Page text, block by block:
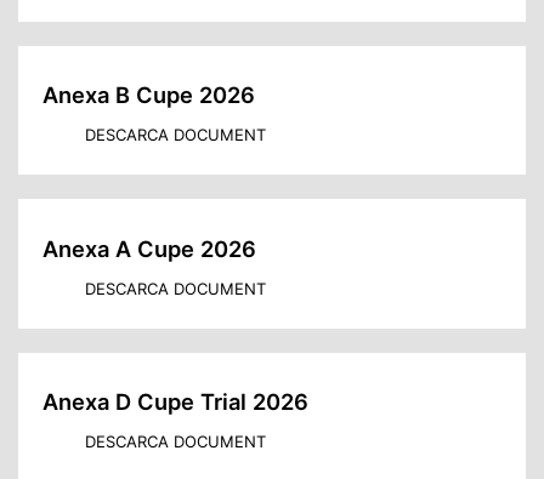
Anexa B Cupe 2026
DESCARCA DOCUMENT
Anexa A Cupe 2026
DESCARCA DOCUMENT
Anexa D Cupe Trial 2026
DESCARCA DOCUMENT